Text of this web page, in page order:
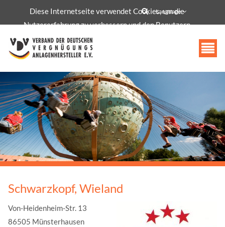
Language
info@vdv-freizeittechnologie.de
Schwarzkopf, Wieland
Von-Heidenheim-Str. 13
86505 Münsterhausen
Diese Internetseite verwendet Cookies, um die
Nutzererfahrung zu verbessern und den Benutzern
bestimmte Dienste und Funktionen bereitzustellen.
Akzeptieren